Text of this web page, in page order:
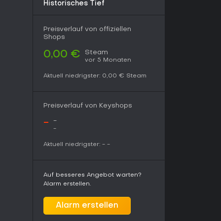
Der 2026-Update zeigt aktive Entwicklung mit
skillintensive Schießereien im Western-
Modern-Grafik-Jäger oder
hier jedoch nicht auf ihre Kosten, da der
Historisches Tief
Preisverlauf von offiziellen
Shops
0,00 € Steam
vor 5 Monaten
Aktuell niedrigster: 0,00 € Steam
Preisverlauf von Keyshops
- -
-
Aktuell niedrigster: - -
Auf besseres Angebot warten?
Alarm erstellen.
Alarm erstellen